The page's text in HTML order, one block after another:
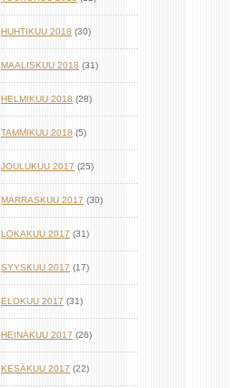
HUHTIKUU 2018 (30)
MAALISKUU 2018 (31)
HELMIKUU 2018 (28)
TAMMIKUU 2018 (5)
JOULUKUU 2017 (25)
MARRASKUU 2017 (30)
LOKAKUU 2017 (31)
SYYSKUU 2017 (17)
ELOKUU 2017 (31)
HEINÄKUU 2017 (26)
KESÄKUU 2017 (22)